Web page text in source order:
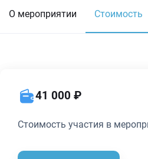
О мероприятии Стоимость
41 000 ₽
Стоимость участия в